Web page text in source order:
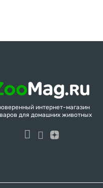
интернет-магазин
для домашних животных